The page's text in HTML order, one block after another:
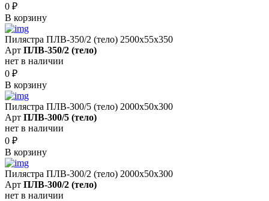
0 ₽
В корзину
Пилястра ПЛВ-350/2 (тело) 2500х55х350
Арт ПЛВ-350/2 (тело)
нет в наличии
0 ₽
В корзину
Пилястра ПЛВ-300/5 (тело) 2000х50х300
Арт ПЛВ-300/5 (тело)
нет в наличии
0 ₽
В корзину
Пилястра ПЛВ-300/2 (тело) 2000х50х300
Арт ПЛВ-300/2 (тело)
нет в наличии